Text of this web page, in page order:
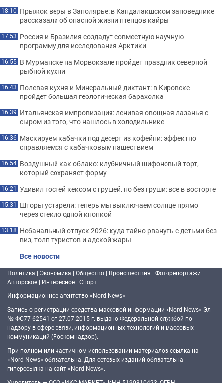
18:10 Прыжок веры в Заполярье: в Кандалакшском заповеднике
рассказали об опасной жизни птенцов кайры
17:53 Россия и Бразилия создадут совместную научную
программу для исследования Арктики
16:55 В Мурманске на Морвокзале пройдет праздник северной
рыбной кухни
16:43 Полевая кухня и Минеральный диктант: в Кировске
пройдет большая геологическая барахолка
16:39 Итальянская импровизация: ленивая овощная лазанья с
сыром из того, что нашлось в холодильнике
16:36 Маскируем кабачки под десерт из кофейни: эффектно
справляемся с кабачковым нашествием
16:54 Воздушный как облако: клубничный шифоновый торт,
который сохраняет форму
16:21 Удивил гостей кексом с грушей, но без груши: все в восторге
15:31 Шторы устарели: теперь мы выключаем солнце прямо
через стекло одной кнопкой
13:18 Небанальный отпуск 2026: куда тайно рвануть с детьми без
виз, толп туристов и адской жары
Все новости
Политика | Экономика | Общество | Происшествия | Фоторепортажи |
Авторское | Интересное | Спорт
Информационное агентство «Nord-News»
Запись о регистрации средства массовой информации «Nord-News» Эл
№ ФС77-62541 от 27.07.2015 г. выдано Федеральной службой по
надзору в сфере связи, информационных технологий и массовых
коммуникаций (Роскомнадзор).
При полном или частичном использовании материалов ссылка на
«Nord-News» обязательна. Для сетевых изданий обязательна
гиперссылка на сайт «Nord-News».